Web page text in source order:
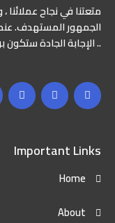
متعتنا في نجاح عملائنا
الجمهور المستهدف.
.. الإجابة الجادة ستكون
Important Links
Home
About